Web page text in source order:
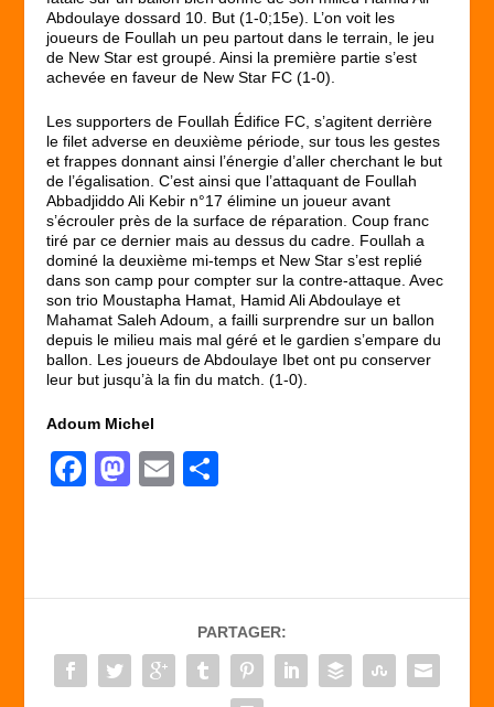
Abdoulaye dossard 10. But (1-0;15e). L’on voit les
joueurs de Foullah un peu partout dans le terrain, le jeu
de New Star est groupé. Ainsi la première partie s’est
achevée en faveur de New Star FC (1-0).
Les supporters de Foullah Édifice FC, s’agitent derrière
le filet adverse en deuxième période, sur tous les gestes
et frappes donnant ainsi l’énergie d’aller cherchant le but
de l’égalisation. C’est ainsi que l’attaquant de Foullah
Abbadjiddo Ali Kebir n°17 élimine un joueur avant
s’écrouler près de la surface de réparation. Coup franc
tiré par ce dernier mais au dessus du cadre. Foullah a
dominé la deuxième mi-temps et New Star s’est replié
dans son camp pour compter sur la contre-attaque. Avec
son trio Moustapha Hamat, Hamid Ali Abdoulaye et
Mahamat Saleh Adoum, a failli surprendre sur un ballon
depuis le milieu mais mal géré et le gardien s’empare du
ballon. Les joueurs de Abdoulaye Ibet ont pu conserver
leur but jusqu’à la fin du match. (1-0).
Adoum Michel
F
b
o
o
M
d
o
n
E
er
PARTAGER: